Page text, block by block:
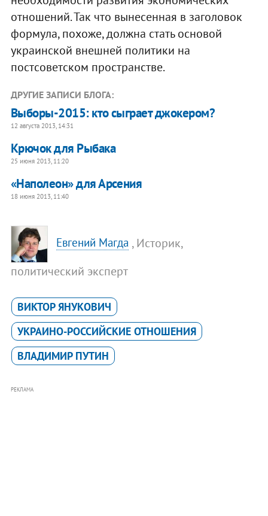
отношений. Так что вынесенная в заголовок
формула, похоже, должна стать основой
украинской внешней политики на
постсоветском пространстве.
ДРУГИЕ ЗАПИСИ БЛОГА:
Выборы-2015: кто сыграет джокером?
12 августа 2013, 14:31
Крючок для Рыбака
25 июня 2013, 11:20
«Наполеон» для Арсения
18 июня 2013, 11:40
Евгений Магда , Историк,
политический эксперт
ВИКТОР ЯНУКОВИЧ
УКРАИНО-РОССИЙСКИЕ ОТНОШЕНИЯ
ВЛАДИМИР ПУТИН
РЕКЛАМА